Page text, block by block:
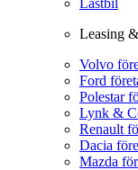
Lastbil
Leasing
Volvo
Ford
Polestar
Lynk &
Renault
Dacia
Mazda